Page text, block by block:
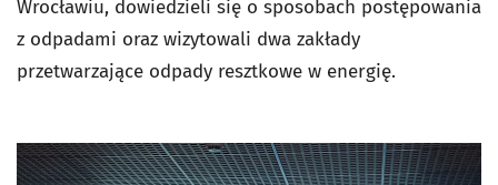
Wrocławiu, dowiedzieli się o sposobach postępowania
z odpadami oraz wizytowali dwa zakłady
przetwarzające odpady resztkowe w energię.